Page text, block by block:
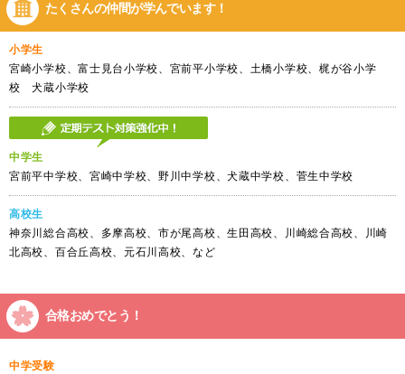
たくさんの仲間が学んでいます！
小学生
宮崎小学校、富士見台小学校、宮前平小学校、土橋小学校、梶が谷小学
校 犬蔵小学校
中学生
宮前平中学校、宮崎中学校、野川中学校、犬蔵中学校、菅生中学校
高校生
神奈川総合高校、多摩高校、市が尾高校、生田高校、川崎総合高校、川崎
北高校、百合丘高校、元石川高校、など
合格おめでとう！
中学受験